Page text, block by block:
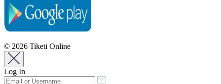
© 2026 Tiketi Online
Log In